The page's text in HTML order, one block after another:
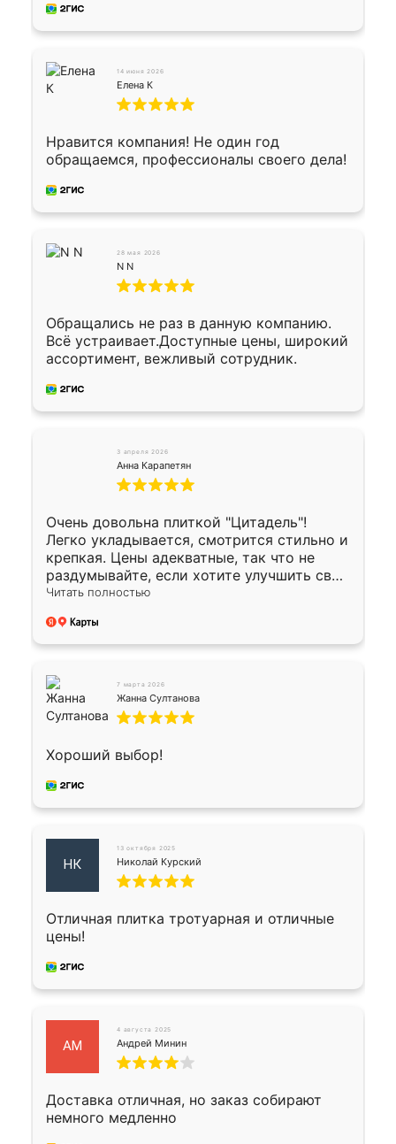
предоплата наличкой 50%. Накануне с
водителем договорились о доставке в
Окончательный расчет при получении.
Огромная благодарность водителю, помог
выгрузить. Получили коробку плитки на
Осталось дело за малым-монтировать)))
Подарили два больших вазона трапеция
из архитектурного бетона-красота.
14 июня 2026
Елена К
Нравится компания! Не один год
обращаемся, профессионалы своего дела!
28 мая 2026
N N
Обращались не раз в данную компанию.
Всё устраивает.Доступные цены, широкий
ассортимент, вежливый сотрудник.
3 апреля 2026
Анна Карапетян
Очень довольна плиткой "Цитадель"!
Легко укладывается, смотрится стильно и
крепкая. Цены адекватные, так что не
раздумывайте, если хотите улучшить свой
двор!
Читать полностью
7 марта 2026
Жанна Султанова
Хороший выбор!
НК
13 октября 2025
Николай Курский
Отличная плитка тротуарная и отличные
цены!
АМ
4 августа 2025
Андрей Минин
Доставка отличная, но заказ собирают
немного медленно